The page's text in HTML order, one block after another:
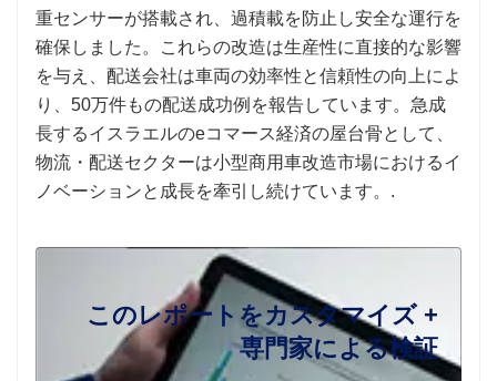
重センサーが搭載され、過積載を防止し安全な運行を
確保しました。これらの改造は生産性に直接的な影響
を与え、配送会社は車両の効率性と信頼性の向上によ
り、50万件もの配送成功例を報告しています。急成
長するイスラエルのeコマース経済の屋台骨として、
物流・配送セクターは小型商用車改造市場におけるイ
ノベーションと成長を牽引し続けています。.
このレポートをカスタマイズ +
専門家による検証